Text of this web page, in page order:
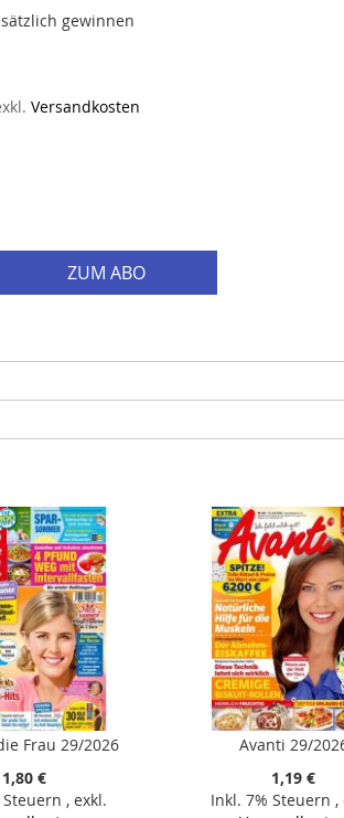
gewinnen
Versandkosten
ZUM ABO
Frau 29/2026
1,80 €
, exkl.
Avanti 29/
1,19 €
Inkl. 7% Steuern ,